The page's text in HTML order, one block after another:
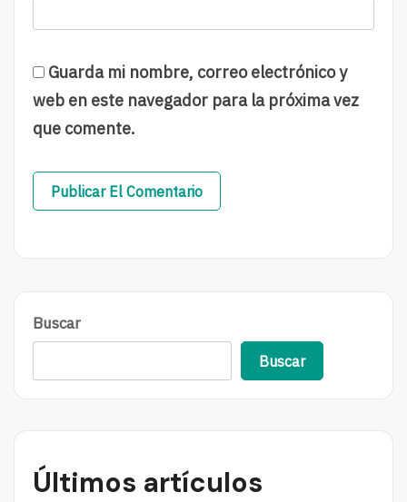
Guarda mi nombre, correo electrónico y
web en este navegador para la próxima vez
que comente.
Buscar
Buscar
Últimos artículos